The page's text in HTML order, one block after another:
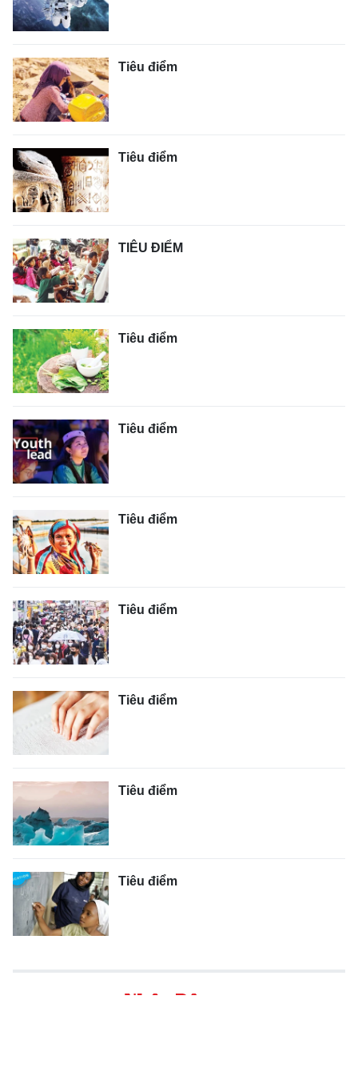
Tiêu điểm
Tiêu điểm
TIÊU ĐIỂM
Tiêu điểm
Tiêu điểm
Tiêu điểm
Tiêu điểm
Tiêu điểm
Tiêu điểm
Tiêu điểm